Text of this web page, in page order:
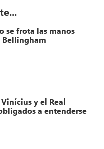
se frota las manos
Bellingham
y el Real
a entenderse